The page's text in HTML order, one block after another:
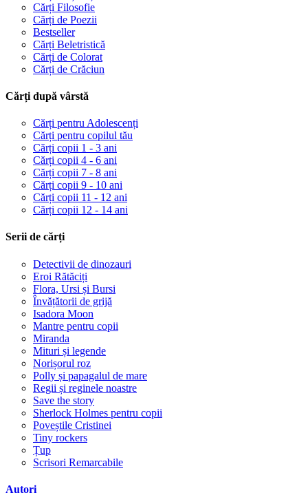
Cărți Filosofie
Cărți de Poezii
Bestseller
Cărți Beletristică
Cărți de Colorat
Cărți de Crăciun
Cărți după vârstă
Cărți pentru Adolescenți
Cărți pentru copilul tău
Cărți copii 1 - 3 ani
Cărți copii 4 - 6 ani
Cărți copii 7 - 8 ani
Cărți copii 9 - 10 ani
Cărți copii 11 - 12 ani
Cărți copii 12 - 14 ani
Serii de cărți
Detectivii de dinozauri
Eroi Rătăciți
Flora, Ursi și Bursi
Învățătorii de grijă
Isadora Moon
Mantre pentru copii
Miranda
Mituri și legende
Norișorul roz
Polly și papagalul de mare
Regii și reginele noastre
Save the story
Sherlock Holmes pentru copii
Poveștile Cristinei
Tiny rockers
Țup
Scrisori Remarcabile
Autori